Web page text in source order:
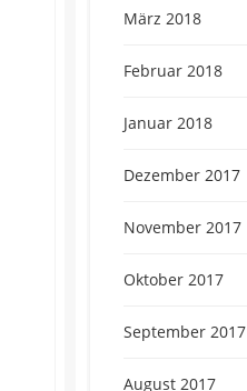
März 2018
Februar 2018
Januar 2018
Dezember 2017
November 2017
Oktober 2017
September 2017
August 2017